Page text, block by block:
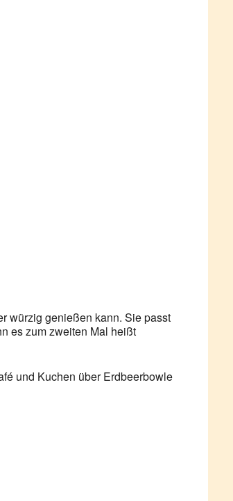
würzig genießen kann. Sie passt
es zum zweiten Mal heißt
und Kuchen über Erdbeerbowle